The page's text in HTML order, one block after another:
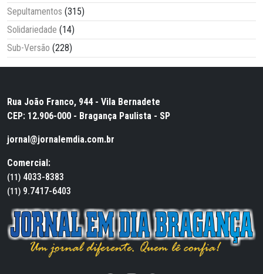
Sepultamentos (315)
Solidariedade (14)
Sub-Versão (228)
Rua João Franco, 944 - Vila Bernadete
CEP: 12.906-000 - Bragança Paulista - SP
jornal@jornalemdia.com.br
Comercial:
(11) 4033-8383
(11) 9.7417-6403